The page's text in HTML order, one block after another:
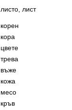
листо, лист
корен
кора
цвете
трева
въже
кожа
месо
кръв